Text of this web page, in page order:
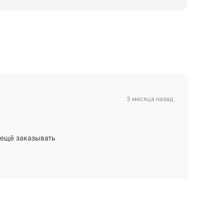
заказывать
3 месяца назад